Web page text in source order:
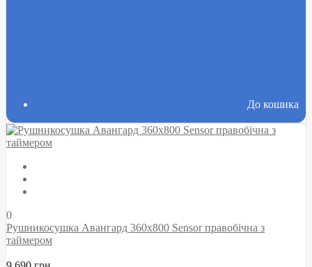
До кошика
0
Рушникосушка Авангард 360х800 Sensor правобічна з
таймером